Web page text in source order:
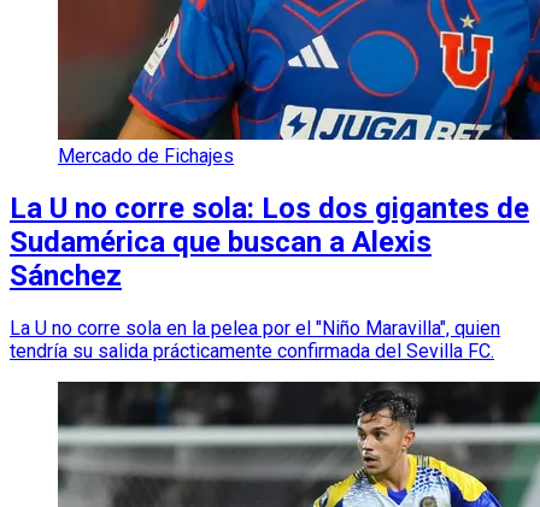
Mercado de Fichajes
La U no corre sola: Los dos gigantes de
Sudamérica que buscan a Alexis
Sánchez
La U no corre sola en la pelea por el "Niño Maravilla", quien
tendría su salida prácticamente confirmada del Sevilla FC.